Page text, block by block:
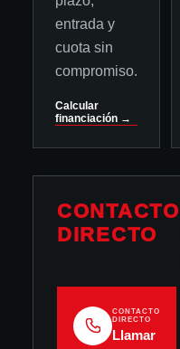
entrada y
cuota sin
compromiso.
Calcular
financiación →
CONTACTO
DIRECTO
CONTACTO
DIRECTO
Llamar